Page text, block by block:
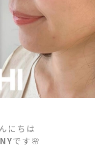
にちは
です🌸